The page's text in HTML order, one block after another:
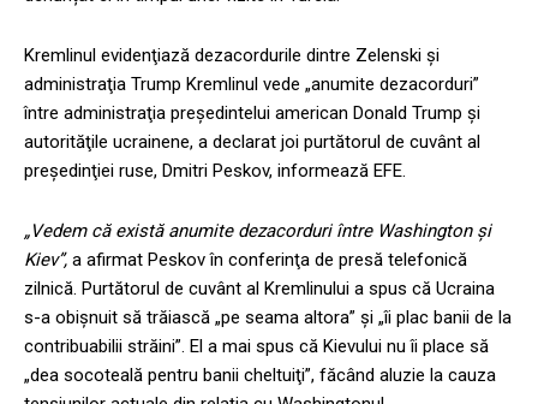
Kremlinul evidenţiază dezacordurile dintre Zelenski şi
administraţia Trump Kremlinul vede „anumite dezacorduri”
între administraţia preşedintelui american Donald Trump şi
autorităţile ucrainene, a declarat joi purtătorul de cuvânt al
preşedinţiei ruse, Dmitri Peskov, informează EFE.
„Vedem că există anumite dezacorduri între Washington şi
Kiev”, a afirmat Peskov în conferinţa de presă telefonică
zilnică. Purtătorul de cuvânt al Kremlinului a spus că Ucraina
s-a obişnuit să trăiască „pe seama altora” şi „îi plac banii de la
contribuabilii străini”. El a mai spus că Kievului nu îi place să
„dea socoteală pentru banii cheltuiţi”, făcând aluzie la cauza